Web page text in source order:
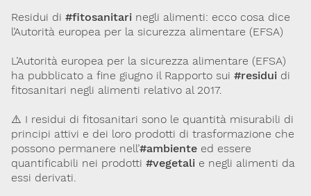
Residui di #fitosanitari negli alimenti: ecco cosa dice
l’Autorità europea per la sicurezza alimentare (EFSA)
L’Autorità europea per la sicurezza alimentare (EFSA)
ha pubblicato a fine giugno il Rapporto sui #residui di
fitosanitari negli alimenti relativo al 2017.
⚠️ I residui di fitosanitari sono le quantità misurabili di
principi attivi e dei loro prodotti di trasformazione che
possono permanere nell’#ambiente ed essere
quantificabili nei prodotti #vegetali e negli alimenti da
essi derivati.
Via Giovanni Pascoli, 3
C.F. 96330980580
P.I. 06792491000
Codice SDI: M5UXCR1
T. 02-29520311
M.Segreteria@sitox.org